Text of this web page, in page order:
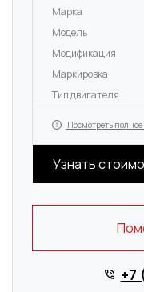
Марка
Модель
Модификация
Маркировка
Тип двигателя
Посмотреть
Узнать
+7